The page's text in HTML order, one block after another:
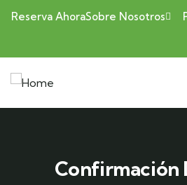
Reserva AhoraSobre Nosotros
Confirmación